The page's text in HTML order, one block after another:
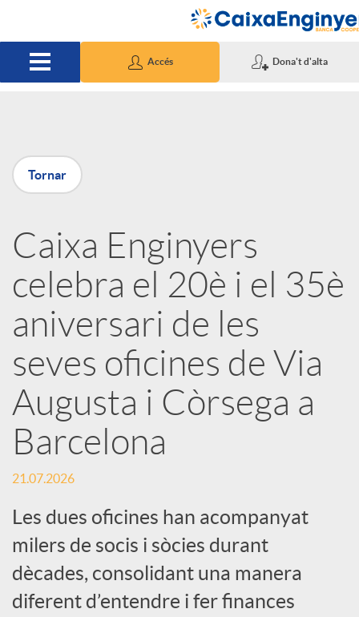
Accés Dona't d'alta
P
u
b
l
i
c
a
d
o
Tornar
Caixa Enginyers
celebra el 20è i el 35è
aniversari de les
seves oficines de Via
Augusta i Còrsega a
Barcelona
21.07.2026
Les dues oficines han acompanyat
milers de socis i sòcies durant
dècades, consolidant una manera
diferent d’entendre i fer finances